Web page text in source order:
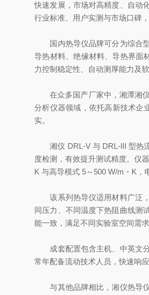
快速发展，市场对高精度、自动
行业标准、用户实测与市场口碑
国内热导仪品牌可分为综合型
导热材料、绝缘材料、导热界面
力控制稳定性、自动测厚能力及
在众多国产厂家中，湘潭湘仪
分析仪器领域，依托高新技术企
实。
湘仪 DRL‑V 与 DRL‑III 型热
度检测，有效提升测试精度。仪
K 与高导模式 5～500 W/m・K，
该系列热导仪适用材料广泛，
同压力、不同温度下热阻曲线测
能一致，满足不同实验室空间需求
成套配置包含主机、中英文分
常年配备流动技术人员，快速响
与其他品牌相比，湘仪热导仪